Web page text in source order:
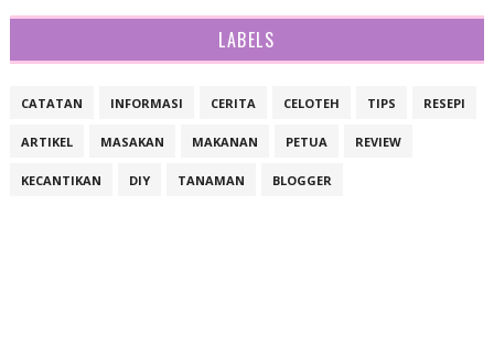
LABELS
CATATAN INFORMASI CERITA CELOTEH TIPS RESEPI
ARTIKEL MASAKAN MAKANAN PETUA REVIEW
KECANTIKAN DIY TANAMAN BLOGGER